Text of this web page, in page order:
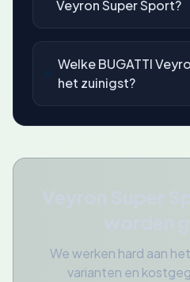
Veyron Super Sport?
Welke BUGATTI
het zuinigst?
We werken hard aan
varianten en